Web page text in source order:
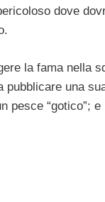
dove
la fama nella
pubblicare una
pesce “gotico”; e